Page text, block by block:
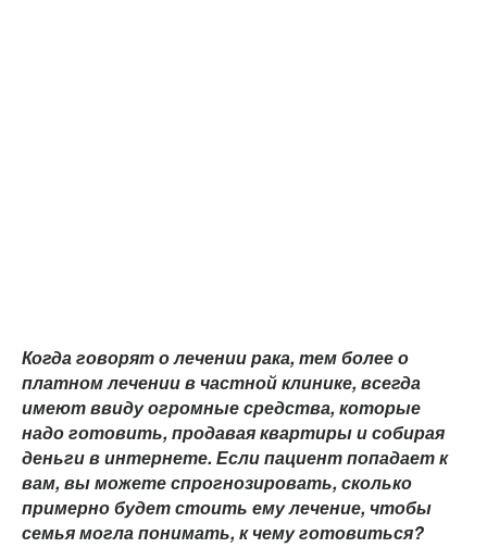
Когда говорят о лечении рака, тем более о
платном лечении в частной клинике, всегда
имеют ввиду огромные средства, которые
надо готовить, продавая квартиры и собирая
деньги в интернете. Если пациент попадает к
вам, вы можете спрогнозировать, сколько
примерно будет стоить ему лечение, чтобы
семья могла понимать, к чему готовиться?